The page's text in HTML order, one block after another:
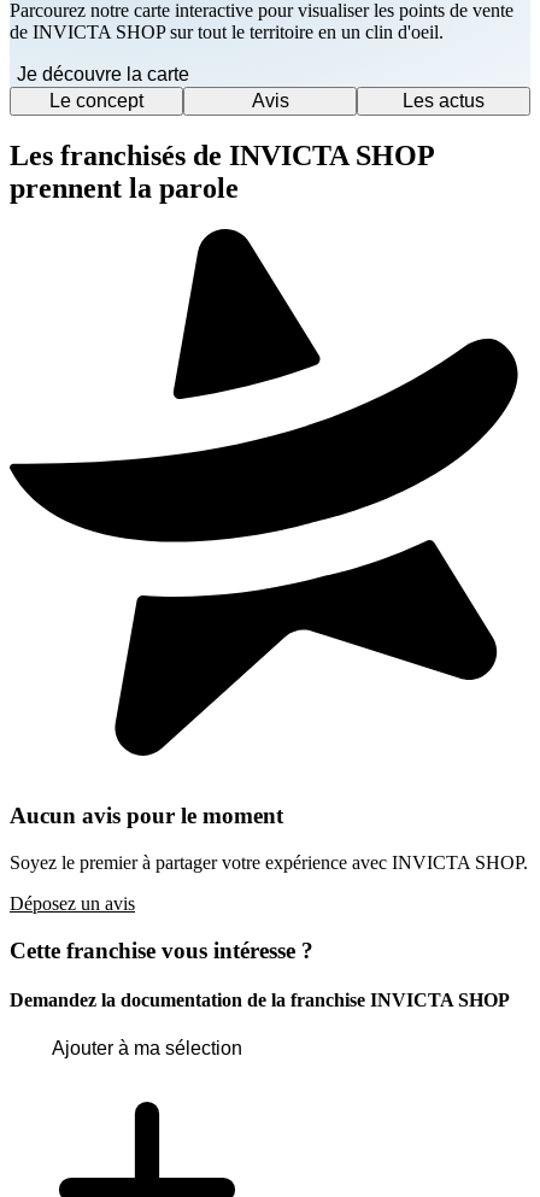
Parcourez notre carte interactive pour visualiser les points de vente
de INVICTA SHOP sur tout le territoire en un clin d'oeil.
Je découvre la carte
Le concept
Avis Les actus
Les franchisés de INVICTA SHOP
prennent la parole
Aucun avis pour le moment
Soyez le premier à partager votre expérience avec INVICTA SHOP.
Déposez un avis
Cette franchise vous intéresse ?
Demandez la documentation de la franchise INVICTA SHOP
Ajouter à ma sélection